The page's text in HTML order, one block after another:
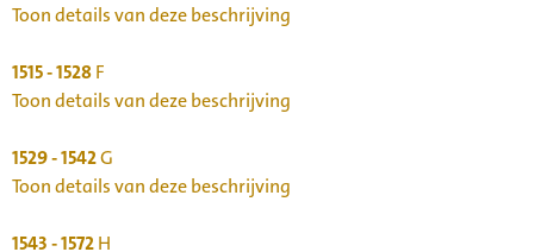
Toon details van deze beschrijving
1515 - 1528F
Toon details van deze beschrijving
1529 - 1542G
Toon details van deze beschrijving
1543 - 1572H